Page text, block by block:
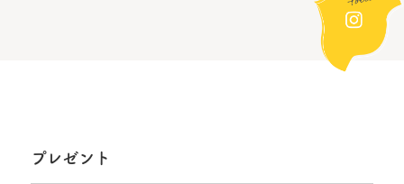
プレゼント